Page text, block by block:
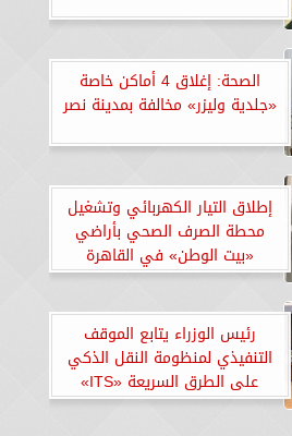
الصحة: إغلاق 4 أماكن خاصة
«جلدية وليزر» مخالفة بمدينة نصر
إطلاق التيار الكهربائي وتشغيل
محطة الصرف الصحي بأراضي
«بيت الوطن» في القاهرة
الجديدة
رئيس الوزراء يتابع الموقف
التنفيذي لمنظومة النقل الذكي
على الطرق السريعة «ITS»